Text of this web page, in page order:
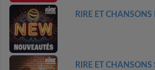
RIRE ET
RIRE ET